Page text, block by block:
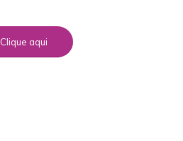
Clique aqui